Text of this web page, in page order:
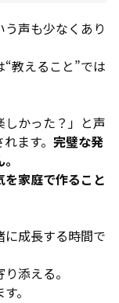
う声も少なくあり
教えること”では
しかった？」と声
ます。 完璧な発
家庭で作ること
成長する時間で
添える。
。